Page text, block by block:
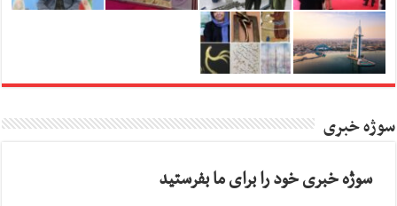
سوژه خبری
سوژه خبری خود را برای ما بفرستید